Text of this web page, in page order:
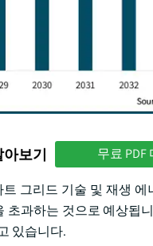
보기 무료 PDF
그리드 기술 및 재생
초과하는 것으로 예상됩
있습니다.